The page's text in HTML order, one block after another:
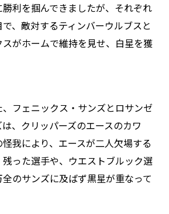
利を掴んできましたが、それぞれ
、敵対するティンバーウルブスと
がホームで維持を見せ、白星を獲
フェニックス・サンズとロサンゼ
、クリッパーズのエースのカワ
我により、エースが二人欠場する
った選手や、ウエストブルック選
のサンズに及ばず黒星が重なって